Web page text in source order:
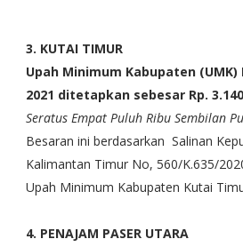
3. KUTAI TIMUR
Upah Minimum Kabupaten
2021 ditetapkan sebesar Rp.
Seratus Empat Puluh Ribu Sembilan
Besaran ini berdasarkan Salinan
Kalimantan Timur No, 560/K.635/
Upah Minimum Kabupaten Kutai
4. PENAJAM PASER UTARA